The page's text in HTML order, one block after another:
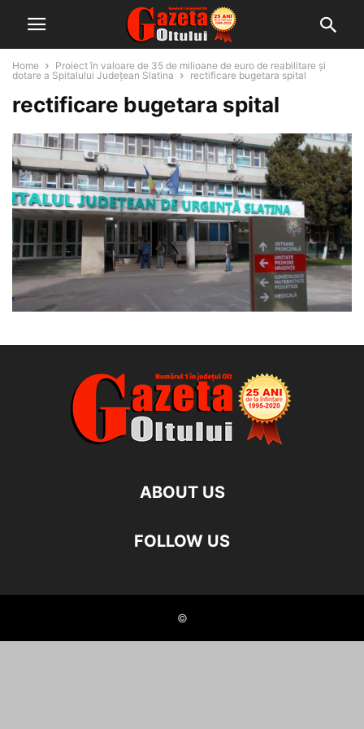
Home
Proiect în valoare de 35 de milioane de euro de reabilitare şi
dotare a Spitalului Judeţean Slatina
rectificare bugetara spital
rectificare bugetara spital
ABOUT US
FOLLOW US
©